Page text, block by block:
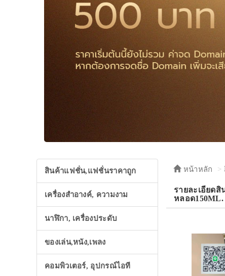
สินค้าแฟชั่น,แฟชั่นราคาถูก
เครื่องสำอางค์, ความงาม
นาฬิกา, เครื่องประดับ
ของเล่น,หนัง,เพลง
คอมพิวเตอร์, อุปกรณ์ไอที
หน้าหลัก
รายละเอียด
หลอด150ML.